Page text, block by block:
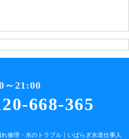
668-365
～21:00
修理・水のトラブル｜いばらぎ水道仕事人